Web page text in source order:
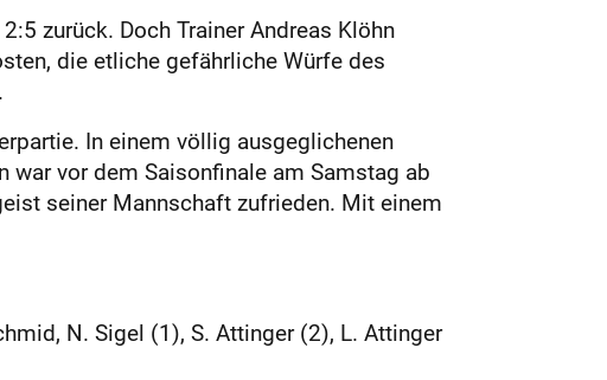
zurück. Doch Trainer Andreas Klöhn
die etliche gefährliche Würfe des
In einem völlig ausgeglichenen
war vor dem Saisonfinale am Samstag ab
seiner Mannschaft zufrieden. Mit einem
N. Sigel (1), S. Attinger (2), L. Attinger